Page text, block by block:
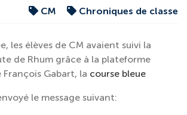
CM Chroniques de classe
les élèves de CM avaient suivi la
de Rhum grâce à la plateforme
Gabart, la course bleue
le message suivant: